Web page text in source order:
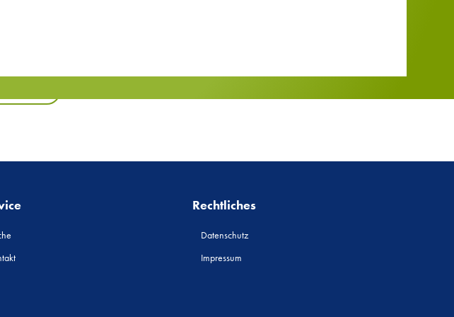
Rechtliches
Datenschutz
Impressum